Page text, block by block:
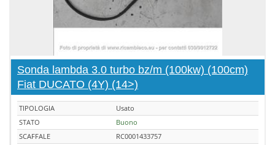
Sonda lambda 3.0 turbo bz/m (100kw) (100cm)
Fiat DUCATO (4Y) (14>)
TIPOLOGIA
Usato
STATO
Buono
SCAFFALE
RC0001433757